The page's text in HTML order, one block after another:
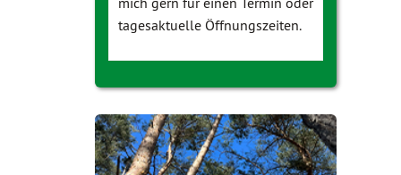
tagesaktuelle Öffnungszeiten.